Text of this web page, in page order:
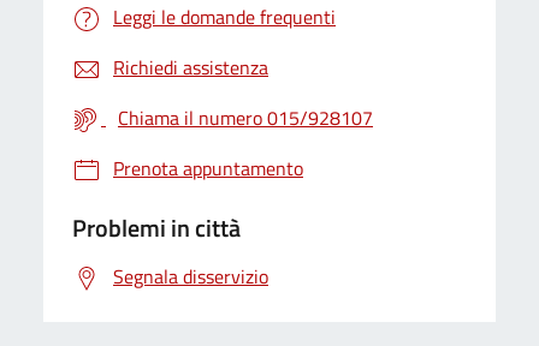
Leggi le domande frequenti
Richiedi assistenza
Chiama il numero 015/928107
Prenota appuntamento
Problemi in città
Segnala disservizio